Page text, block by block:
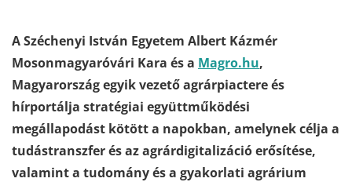
A Széchenyi István Egyetem Albert Kázmér
Mosonmagyaróvári Kara és a Magro.hu,
Magyarország egyik vezető agrárpiactere és
hírportálja stratégiai együttműködési
megállapodást kötött a napokban, amelynek célja a
tudástranszfer és az agrárdigitalizáció erősítése,
valamint a tudomány és a gyakorlati agrárium